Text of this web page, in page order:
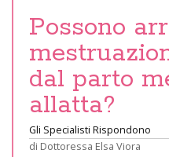
Possono
dal parto
allatta?
Gli Specialisti Rispondono
di Dottoressa Elsa Viora